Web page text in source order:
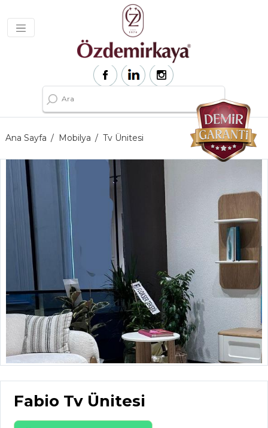
Ana Sayfa Mobilya Tv Ünitesi
Fabio Tv Ünitesi